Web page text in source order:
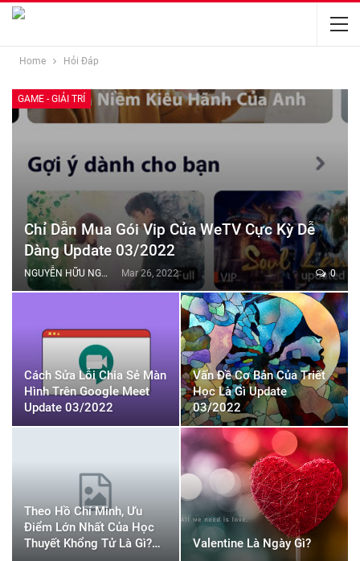
Home Hỏi Đáp
GAME - GIẢI TRÍ
Chỉ Dẫn Mua Gói Vip Của WeTV Cực Kỳ Dễ
Dàng Update 03/2022
NGUYỄN HỮU NGHĨA Mar 26, 2022 0
Cách Sửa Lỗi Chia Sẻ Màn
Hình Trên Google Meet
Update 03/2022
Vấn Đề Cơ Bản Của Triết
Học Là Gì Update
03/2022
Theo Hồ Chí Minh, Ưu
Điểm Lớn Nhất Của Học
Thuyết Khổng Tử Là Gì?…
Valentine Là Ngày Gì?